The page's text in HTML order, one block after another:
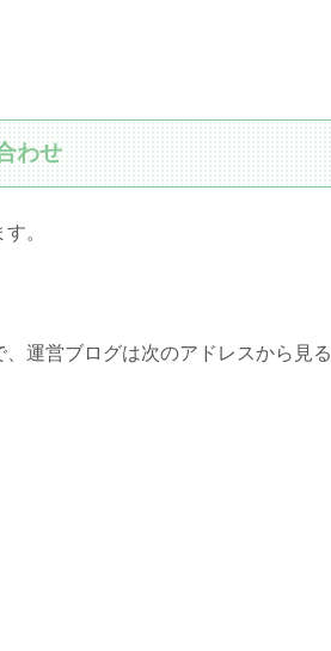
わせ
。
運営ブログは次のアドレスから見る